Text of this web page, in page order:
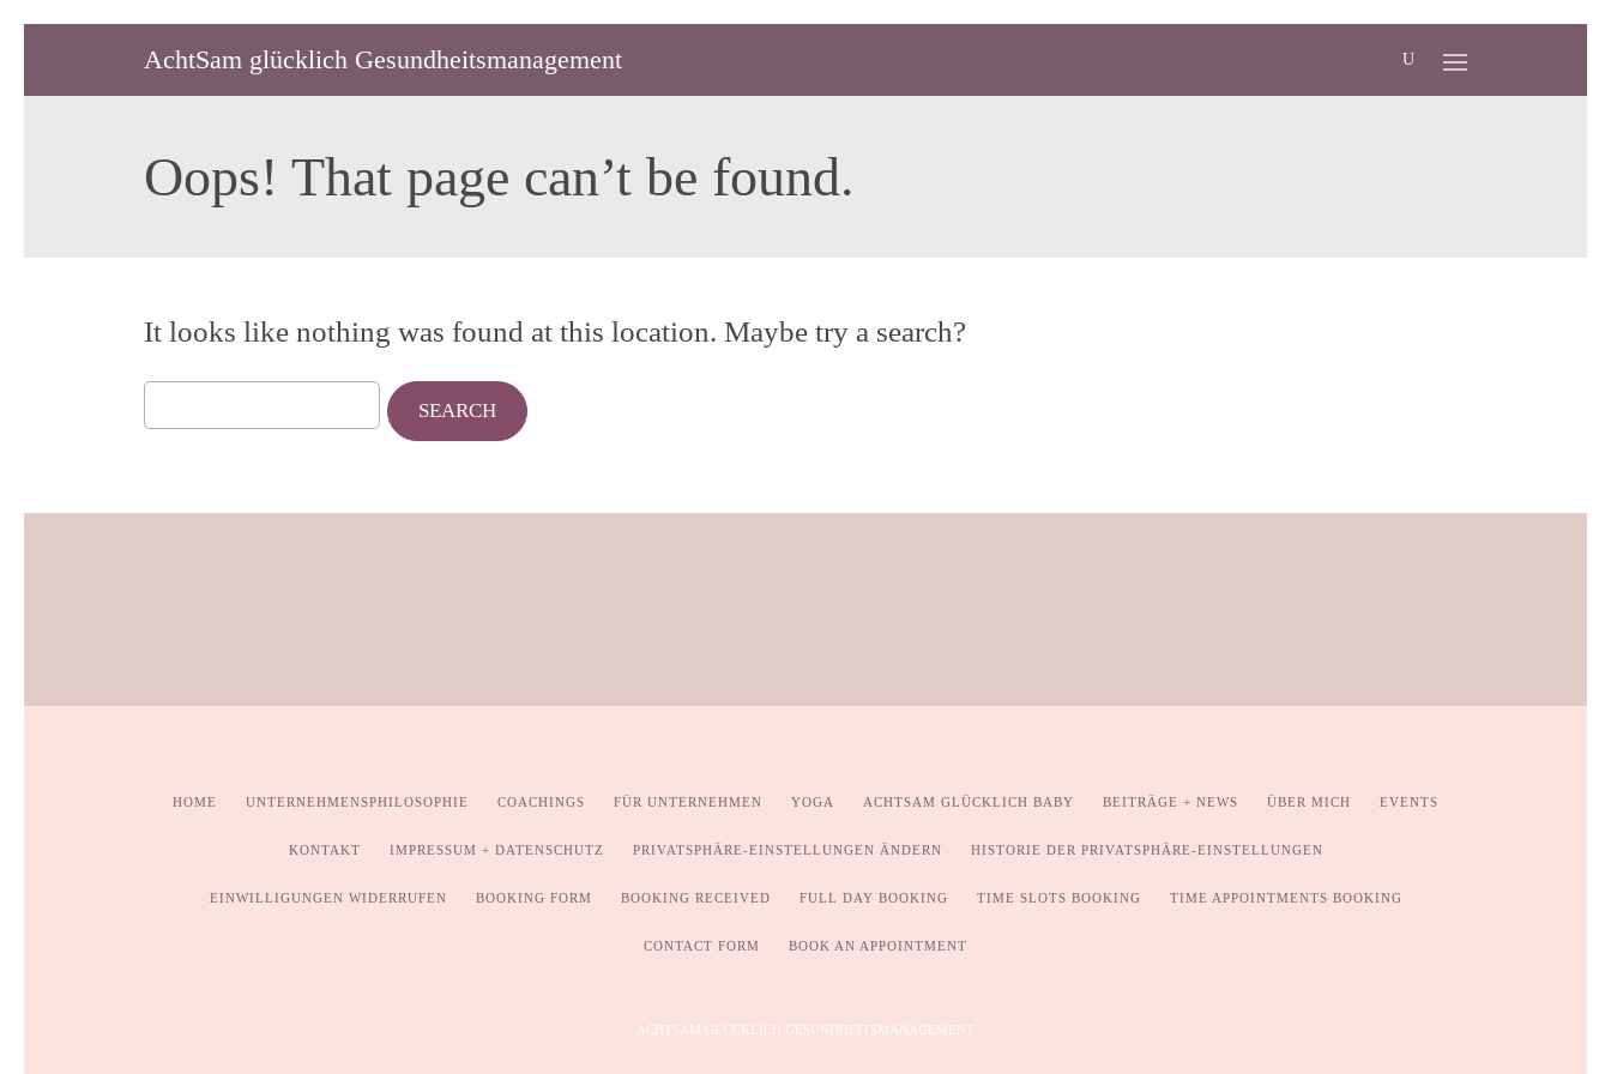
AchtSam glücklich Gesundheitsmanagement
Oops! That page can’t be found.
It looks like nothing was found at this location. Maybe try a search?
HOME UNTERNEHMENSPHILOSOPHIE COACHINGS FÜR UNTERNEHMEN YOGA ACHTSAM GLÜCKLICH BABY BEITRÄGE + NEWS ÜBER MICH EVENTS
KONTAKT IMPRESSUM + DATENSCHUTZ PRIVATSPHÄRE-EINSTELLUNGEN ÄNDERN HISTORIE DER PRIVATSPHÄRE-EINSTELLUNGEN
EINWILLIGUNGEN WIDERRUFEN BOOKING FORM BOOKING RECEIVED FULL DAY BOOKING TIME SLOTS BOOKING TIME APPOINTMENTS BOOKING
CONTACT FORM BOOK AN APPOINTMENT
ACHTSAM GLÜCKLICH GESUNDHEITSMANAGEMENT